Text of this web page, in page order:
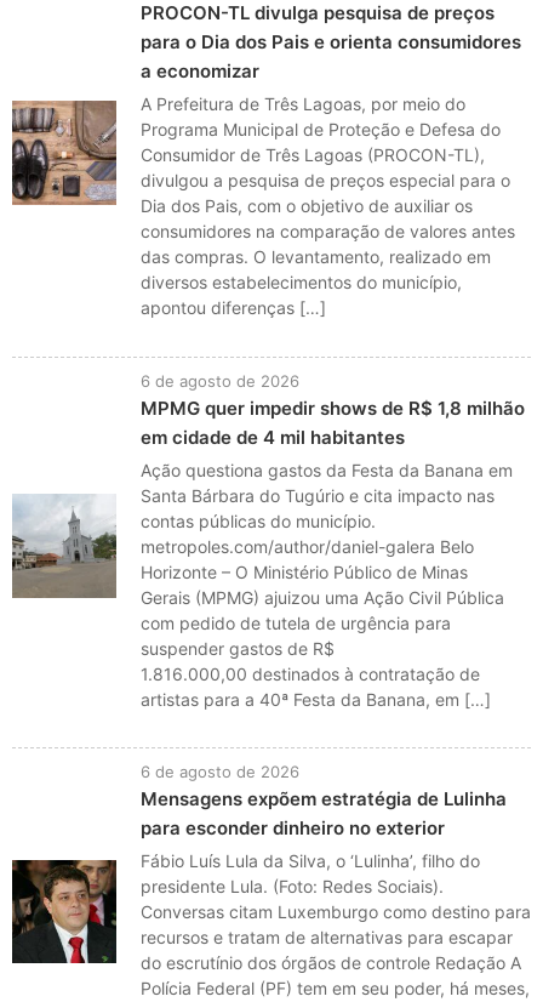
PROCON-TL divulga pesquisa de preços
para o Dia dos Pais e orienta consumidores
a economizar
A Prefeitura de Três Lagoas, por meio do
Programa Municipal de Proteção e Defesa do
Consumidor de Três Lagoas (PROCON-TL),
divulgou a pesquisa de preços especial para o
Dia dos Pais, com o objetivo de auxiliar os
consumidores na comparação de valores antes
das compras. O levantamento, realizado em
diversos estabelecimentos do município,
apontou diferenças […]
6 de agosto de 2026
MPMG quer impedir shows de R$ 1,8 milhão
em cidade de 4 mil habitantes
Ação questiona gastos da Festa da Banana em
Santa Bárbara do Tugúrio e cita impacto nas
contas públicas do município.
metropoles.com/author/daniel-galera Belo
Horizonte – O Ministério Público de Minas
Gerais (MPMG) ajuizou uma Ação Civil Pública
com pedido de tutela de urgência para
suspender gastos de R$
1.816.000,00 destinados à contratação de
artistas para a 40ª Festa da Banana, em […]
6 de agosto de 2026
Mensagens expõem estratégia de Lulinha
para esconder dinheiro no exterior
Fábio Luís Lula da Silva, o ‘Lulinha’, filho do
presidente Lula. (Foto: Redes Sociais).
Conversas citam Luxemburgo como destino para
recursos e tratam de alternativas para escapar
do escrutínio dos órgãos de controle Redação A
Polícia Federal (PF) tem em seu poder, há meses,